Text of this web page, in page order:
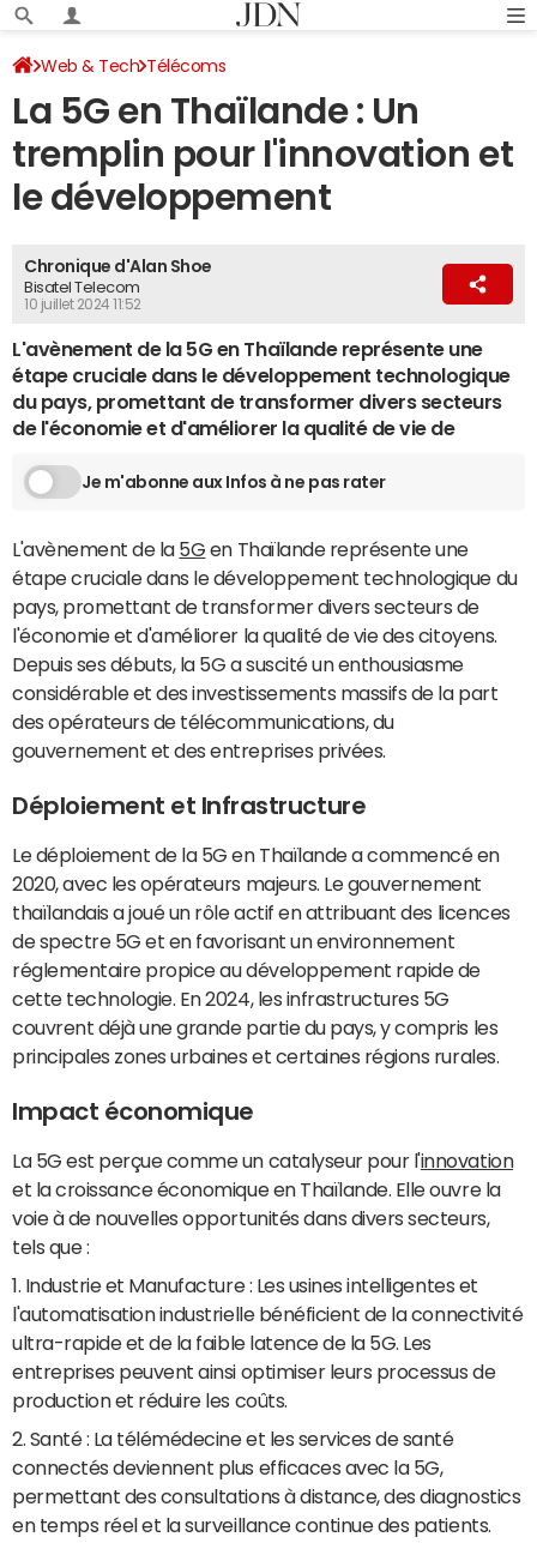
Web & Tech Télécoms
La 5G en Thaïlande : Un
tremplin pour l'innovation et
le développement
Chronique d'Alan Shoe
Bisatel Telecom
10 juillet 2024 11:52
L'avènement de la 5G en Thaïlande représente une
étape cruciale dans le développement technologique
du pays, promettant de transformer divers secteurs
de l'économie et d'améliorer la qualité de vie de
Je m'abonne aux Infos à ne pas rater
L'avènement de la 5G en Thaïlande représente une
étape cruciale dans le développement technologique du
pays, promettant de transformer divers secteurs de
l'économie et d'améliorer la qualité de vie des citoyens.
Depuis ses débuts, la 5G a suscité un enthousiasme
considérable et des investissements massifs de la part
des opérateurs de télécommunications, du
gouvernement et des entreprises privées.
Déploiement et Infrastructure
Le déploiement de la 5G en Thaïlande a commencé en
2020, avec les opérateurs majeurs. Le gouvernement
thaïlandais a joué un rôle actif en attribuant des licences
de spectre 5G et en favorisant un environnement
réglementaire propice au développement rapide de
cette technologie. En 2024, les infrastructures 5G
couvrent déjà une grande partie du pays, y compris les
principales zones urbaines et certaines régions rurales.
Impact économique
La 5G est perçue comme un catalyseur pour l'innovation
et la croissance économique en Thaïlande. Elle ouvre la
voie à de nouvelles opportunités dans divers secteurs,
tels que :
1. Industrie et Manufacture : Les usines intelligentes et
l'automatisation industrielle bénéficient de la connectivité
ultra-rapide et de la faible latence de la 5G. Les
entreprises peuvent ainsi optimiser leurs processus de
production et réduire les coûts.
2. Santé : La télémédecine et les services de santé
connectés deviennent plus efficaces avec la 5G,
permettant des consultations à distance, des diagnostics
en temps réel et la surveillance continue des patients.